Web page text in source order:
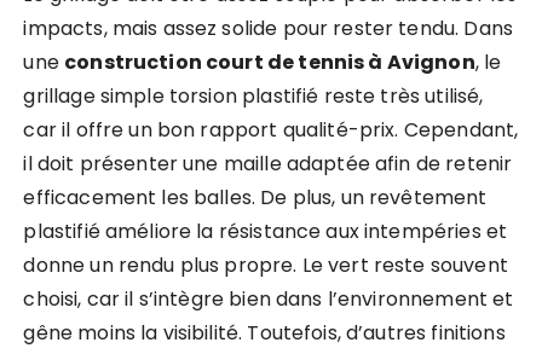
impacts, mais assez solide pour rester tendu. Dans
une construction court de tennis à Avignon, le
grillage simple torsion plastifié reste très utilisé,
car il offre un bon rapport qualité-prix. Cependant,
il doit présenter une maille adaptée afin de retenir
efficacement les balles. De plus, un revêtement
plastifié améliore la résistance aux intempéries et
donne un rendu plus propre. Le vert reste souvent
choisi, car il s’intègre bien dans l’environnement et
gêne moins la visibilité. Toutefois, d’autres finitions